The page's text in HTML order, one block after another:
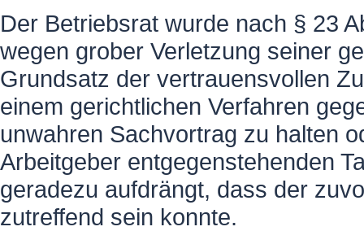
Der Betriebsrat wurde nach § 23
wegen grober Verletzung seiner
Grundsatz der vertrauensvollen
einem gerichtlichen Verfahren
unwahren Sachvortrag zu halten
Arbeitgeber entgegenstehenden
geradezu aufdrängt, dass der
zutreffend sein konnte.